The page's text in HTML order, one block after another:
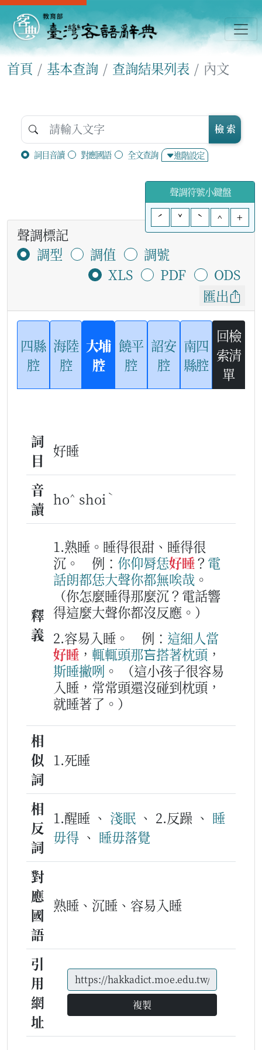
首頁 基本查詢 查詢結果列表 內文
詞目音讀 對應國語 全文查詢 進階設定
檢 索
聲調符號小鍵盤
ˊ
ˇ ˋ ^ +
聲調標記
調型
調值
調號
XLS
PDF
ODS
匯出
四縣
腔
海陸
腔
大埔
腔
饒平
腔
詔安
腔
南四
縣腔
回檢
索清
單
詞
目
好睡
音
讀
ho^ shoi ˋ
釋
義
1.熟睡。睡得很甜、睡得很
沉。
例： 你仰脣恁好睡？ 電
話朗都恁大聲你都無唉哉 。
（你怎麼睡得那麼沉？電話響
得這麼大聲你都沒反應。）
2.容易入睡。
例： 這細人當
好睡 ， 輒輒頭那吂搭著枕頭 ，
斯睡撇咧 。
（這小孩子很容易
入睡，常常頭還沒碰到枕頭，
就睡著了。）
相
似
詞
1.死睡
相
反
詞
1.醒睡 、 淺眠 、 2.反躁 、 睡
毋得 、 睡毋落覺
對
應
國
語
熟睡、沉睡、容易入睡
引
用
網
址
複製